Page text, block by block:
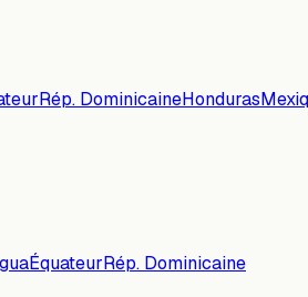
Rép. DominicaineHonduras
ÉquateurRép. Dominicaine